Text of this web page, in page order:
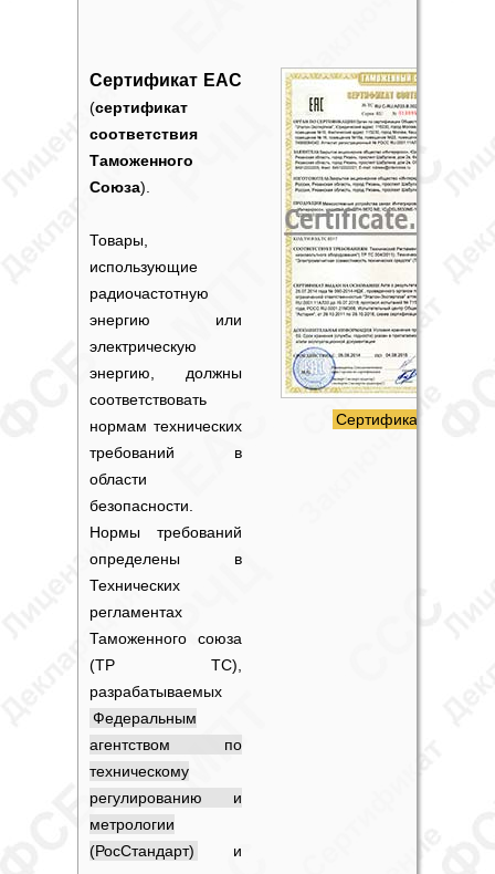
Сертификат ЕАС
(сертификат
соответствия
Таможенного
Союза).
Товары,
использующие
радиочастотную
энергию или
электрическую
энергию, должны
соответствовать
нормам технических
требований в
области
безопасности.
Нормы требований
определены в
Технических
регламентах
Таможенного союза
(ТР ТС),
разрабатываемых
Федеральным
агентством по
техническому
регулированию и
метрологии
(РосСтандарт)
и
Сертификат ЕАС